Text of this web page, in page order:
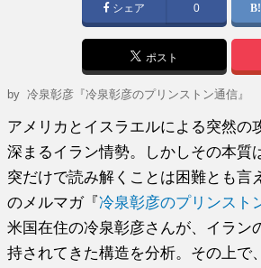
シェア 0
ポスト
by冷泉彰彦『冷泉彰彦のプリンストン通信』
アメリカとイスラエルによる突然の
深まるイラン情勢。しかしその本質
突だけで読み解くことは困難とも言
のメルマガ『冷泉彰彦のプリンスト
米国在住の冷泉彰彦さんが、イラン
持されてきた構造を分析。その上で